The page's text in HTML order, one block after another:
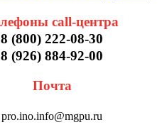
call-центра
8 (800) 222-08-30
8 (926) 884-92-00
Почта
pro.ino.info@mgpu.ru